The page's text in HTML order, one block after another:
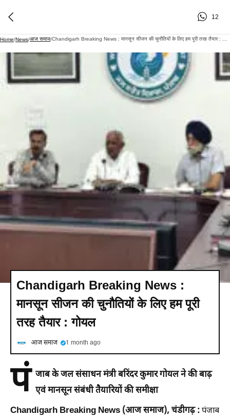
12
Home/News/आज समाज/
Chandigarh Breaking News :
मानसून सीजन की चुनौतियों के लिए हम पूरी
तरह तैयार : गोयल
आज समाज 1 month ago
पं जाब के जल संसाधन मंत्री बरिंदर कुमार गोयल ने की बाढ़
एवं मानसून संबंधी तैयारियों की समीक्षा
Chandigarh Breaking News (आज समाज), चंडीगढ़ :पंजाब